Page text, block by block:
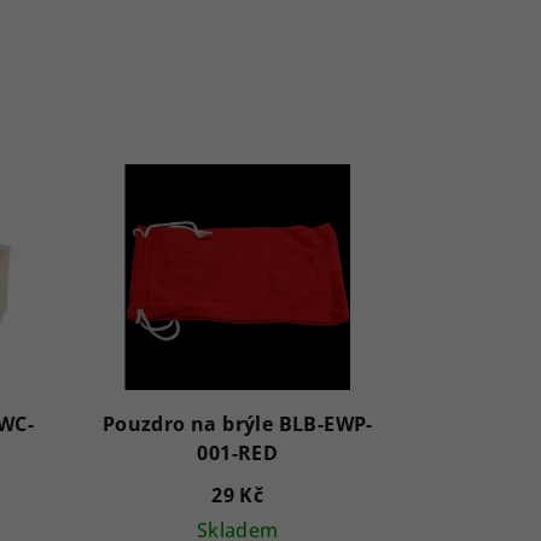
Pouzdro na brýle BLB-EWP-
001-RED
29 Kč
Skladem